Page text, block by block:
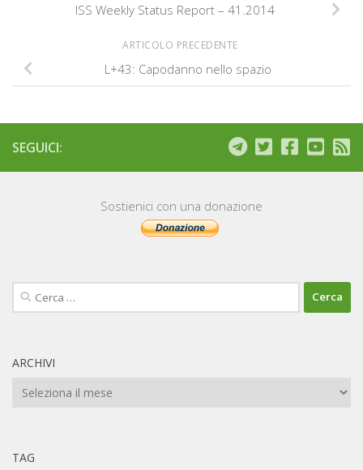
ISS Weekly Status Report – 41.2014
ARTICOLO PRECEDENTE
L+43: Capodanno nello spazio
SEGUICI:
Sostienici con una donazione
Ricerca
per:
ARCHIVI
Archivi
TAG